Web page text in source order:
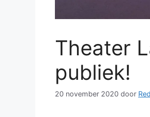
Theater
publiek!
20 november 2020 door